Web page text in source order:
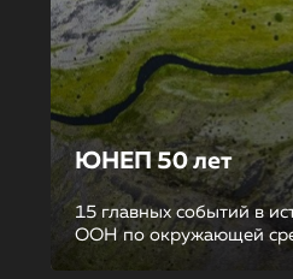
ЮНЕП 50 лет
15 главных событий в
ООН по окружающей